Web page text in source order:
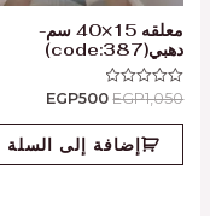
معلقه 15×40 سم-
دهبي(code:387)
تم
التقييم
0
EGP1,050
EGP500
إضافة إلى السلة